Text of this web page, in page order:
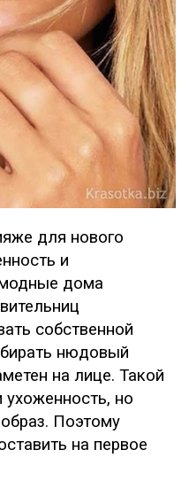
для нового
и
модные дома
собственной
нюдовый
на лице. Такой
но
Поэтому
на первое